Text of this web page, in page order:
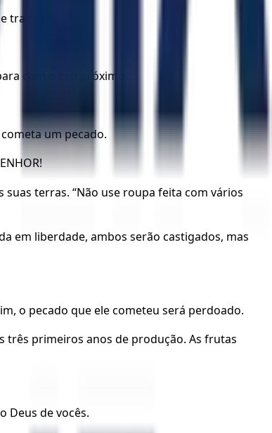
trabalho.
com o seu próximo.
um pecado.
suas terras. “Não use roupa feita com vários
em liberdade, ambos serão castigados, mas
o pecado que ele cometeu será perdoado.
três primeiros anos de produção. As frutas
Deus de vocês.